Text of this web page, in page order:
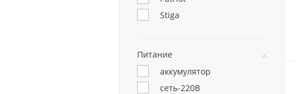
Stiga
Питание
аккумулятор
сеть-220В